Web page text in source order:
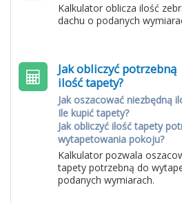
Kalkulator oblicza ilość
dachu o podanych
Jak obliczyć potrzebną
ilość tapety?
Jak oszacować niezbędną
Ile kupić tapety?
Jak obliczyć ilość tapety
wytapetowania pokoju?
Kalkulator pozwala
tapety potrzebną do
podanych wymiarach.